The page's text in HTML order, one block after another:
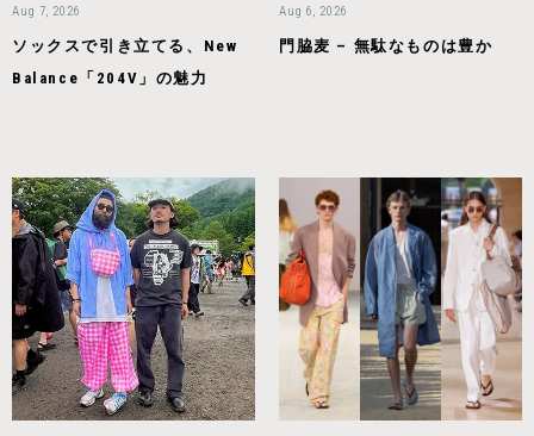
Aug 7, 2026
ソックスで引き立てる、New
Balance「204V」の魅力
Aug 6, 2026
門脇麦 – 無駄なものは豊か